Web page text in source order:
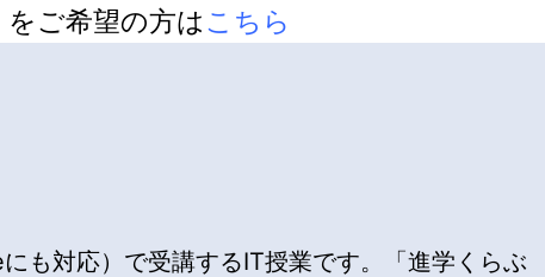
ご希望の方はこちら
も対応）で受講するIT授業です。「進学くらぶ